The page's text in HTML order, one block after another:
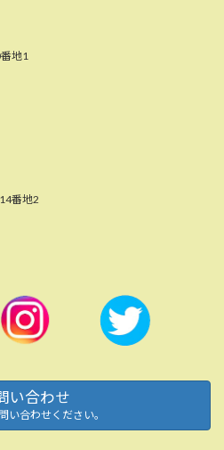
地1
番地2
い合わせ
い合わせください。